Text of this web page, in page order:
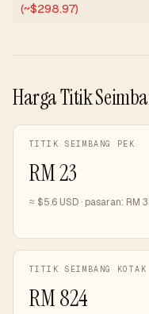
(~$298.97)
Harga Titik
TITIK SEIMBANG PEK
RM23
≈ $5.6 USD · pasaran: RM
TITIK SEIMBANG KOTAK
RM824